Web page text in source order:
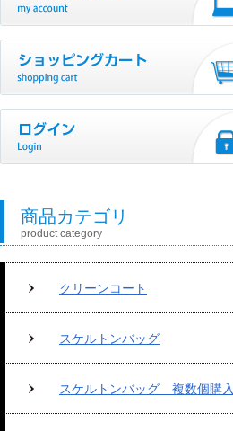
商品カテゴリ
product category
クリーンコート
スケルトンバッグ
スケルトンバッグ 複数個購入